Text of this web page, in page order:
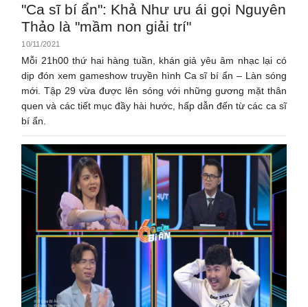
"Ca sĩ bí ẩn": Khả Như ưu ái gọi Nguyên
Thảo là "mầm non giải trí"
10/11/2021
Mỗi 21h00 thứ hai hàng tuần, khán giả yêu âm nhạc lại có
dịp đón xem gameshow truyền hình Ca sĩ bí ẩn – Làn sóng
mới. Tập 29 vừa được lên sóng với những gương mặt thân
quen và các tiết mục đầy hài hước, hấp dẫn đến từ các ca sĩ
bí ẩn.